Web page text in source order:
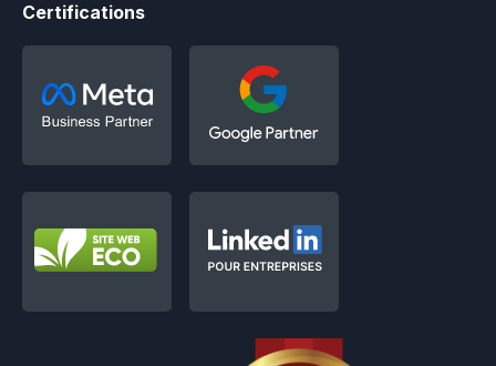
Certifications